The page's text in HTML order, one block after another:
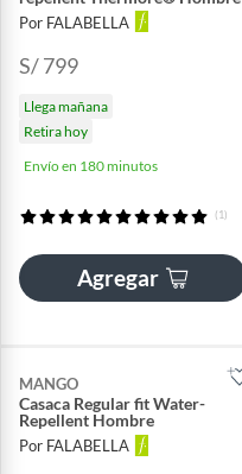
Por FALABELLA
S/ 799
Llega mañana
Retira hoy
Envío en 180 minutos
(1)
Agregar
MANGO
Casaca Regular fit Water-
Repellent Hombre
Por FALABELLA